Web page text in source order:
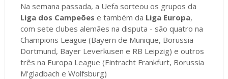
Na semana passada, a Uefa sorteou os grupos da
Liga dos Campeões e também da Liga Europa,
com sete clubes alemães na disputa - são quatro na
Champions League (Bayern de Munique, Borussia
Dortmund, Bayer Leverkusen e RB Leipzig) e outros
três na Europa League (Eintracht Frankfurt, Borussia
M'gladbach e Wolfsburg)